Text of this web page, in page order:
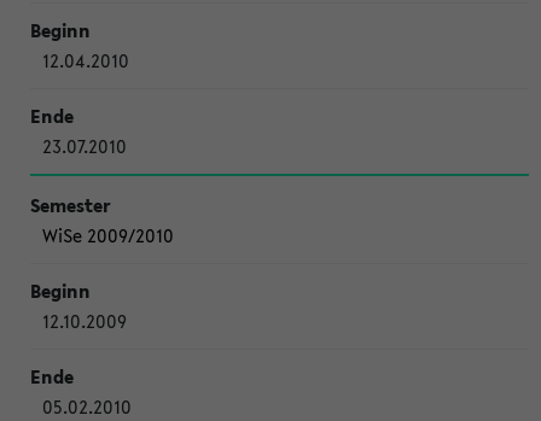
12.04.2010
23.07.2010
WiSe 2009/2010
12.10.2009
05.02.2010